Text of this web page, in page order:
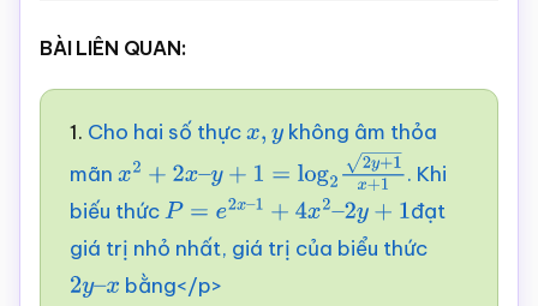
BÀI LIÊN QUAN:
1. Cho hai số thựcx,y không âm thỏa
mãn x2 +2 x–y+1 =log 22y+1x+1
. Khi
biếu thứcP=e2x–1 + 4x 2–2y+1
đạt
giá trị nhỏ nhất, giá trị của biểu thức
2y–
bằng</p>